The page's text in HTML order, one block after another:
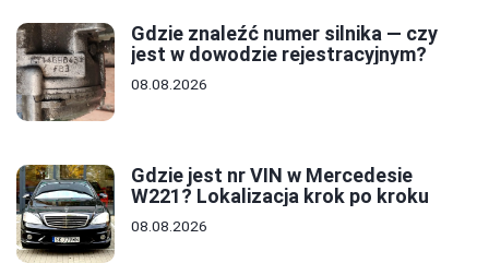
Gdzie znaleźć numer silnika — czy
jest w dowodzie rejestracyjnym?
08.08.2026
Gdzie jest nr VIN w Mercedesie
W221? Lokalizacja krok po kroku
08.08.2026